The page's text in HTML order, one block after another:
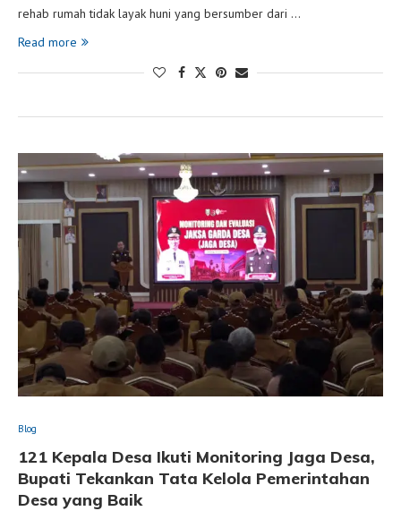
rehab rumah tidak layak huni yang bersumber dari …
Read more
Blog
121 Kepala Desa Ikuti Monitoring Jaga Desa,
Bupati Tekankan Tata Kelola Pemerintahan
Desa yang Baik